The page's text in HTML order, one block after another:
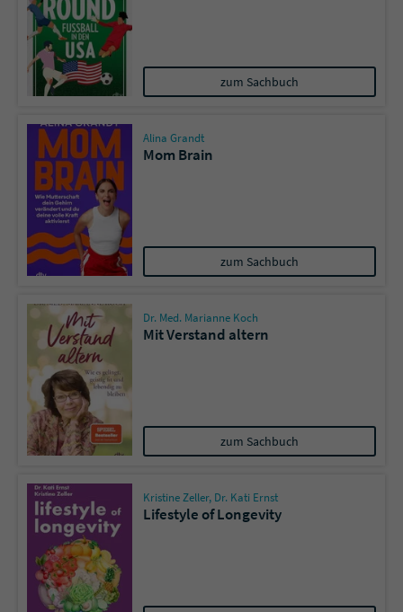
zum Sachbuch
Alina Grandt
Mom Brain
zum Sachbuch
Dr. Med. Marianne Koch
Mit Verstand altern
zum Sachbuch
Kristine Zeller, Dr. Kati Ernst
Lifestyle of Longevity